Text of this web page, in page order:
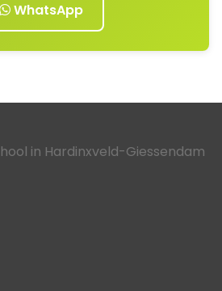
WhatsApp
in Hardinxveld-Giessendam